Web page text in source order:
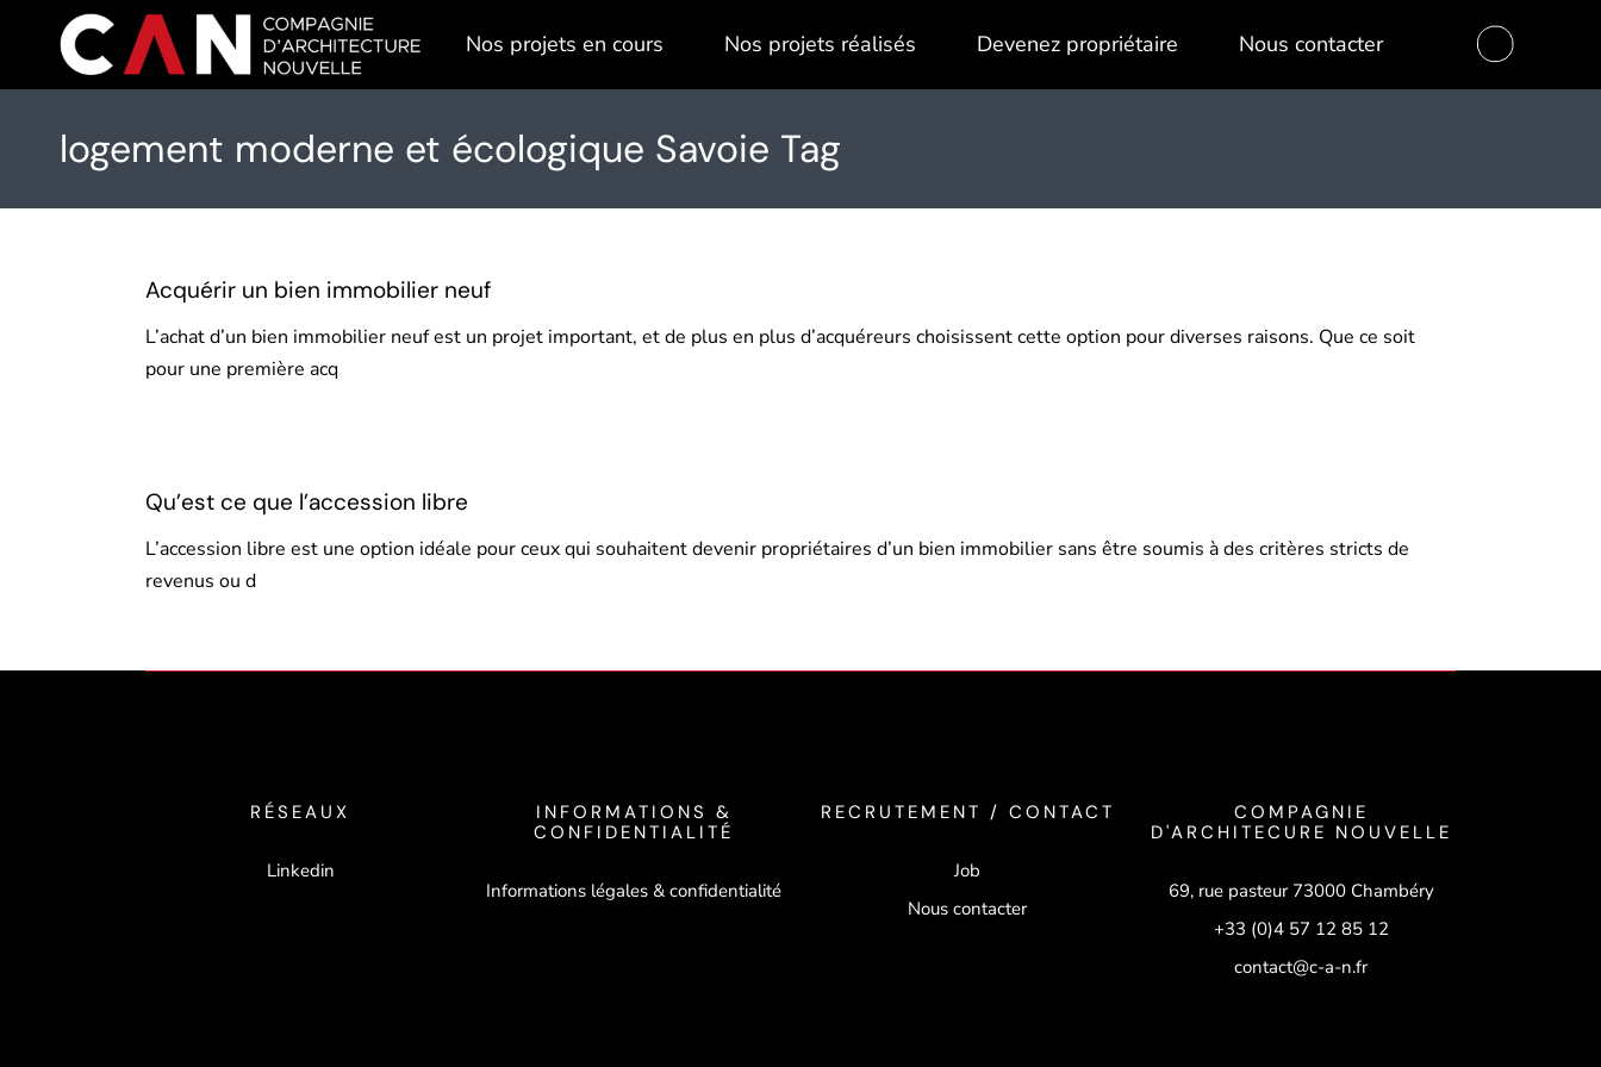
content
Nos projets en cours Nos projets réalisés Devenez propriétaire Nous contacter
logement moderne et écologique Savoie Tag
Acquérir un bien immobilier neuf
L’achat d’un bien immobilier neuf est un projet important, et de plus en plus d’acquéreurs choisissent cette option pour diverses raisons. Que ce soit
pour une première acq
Qu’est ce que l’accession libre
L’accession libre est une option idéale pour ceux qui souhaitent devenir propriétaires d’un bien immobilier sans être soumis à des critères stricts de
revenus ou d
RÉSEAUX
Linkedin
INFORMATIONS &
CONFIDENTIALITÉ
Informations légales & confidentialité
RECRUTEMENT / CONTACT
Job
Nous contacter
COMPAGNIE
D'ARCHITECURE NOUVELLE
69, rue pasteur 73000 Chambéry
+33 (0)4 57 12 85 12
contact@c-a-n.fr